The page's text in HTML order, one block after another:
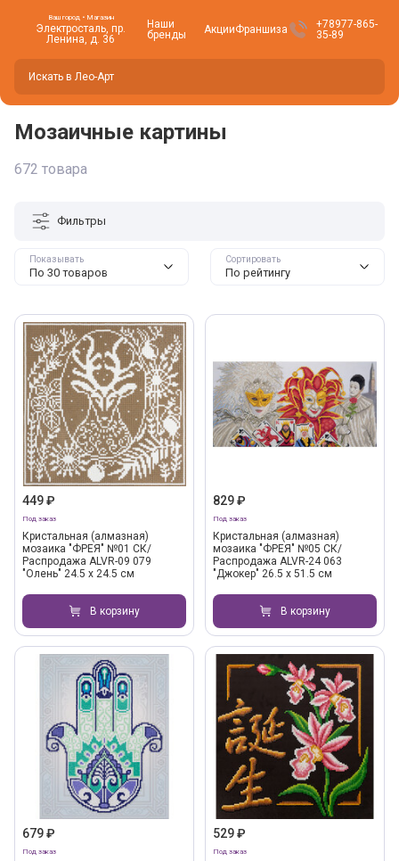
Ваш город • Магазин
Электросталь, пр.
Ленина, д. 36
Наши
бренды
АкцииФраншиза
+78977-865-
35-89
Мозаичные картины
672 товара
Фильтры
Показывать
По 30 товаров
Сортировать
По рейтингу
449 ₽
Под заказ
Кристальная (алмазная)
мозаика "ФРЕЯ" №01 СК/
Распродажа ALVR-09 079
"Олень" 24.5 х 24.5 см
В корзину
829 ₽
Под заказ
Кристальная (алмазная)
мозаика "ФРЕЯ" №05 СК/
Распродажа ALVR-24 063
"Джокер" 26.5 х 51.5 см
В корзину
679 ₽
Под заказ
529 ₽
Под заказ